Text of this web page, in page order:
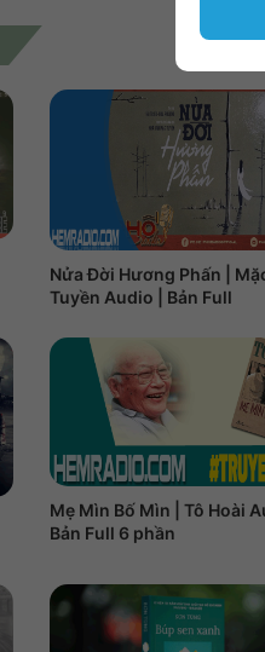
Nửa Đời Hương Phấn |
Tuyền Audio | Bản Full
Mẹ Mìn Bố Mìn | Tô Hoài
Bản Full 6 phần